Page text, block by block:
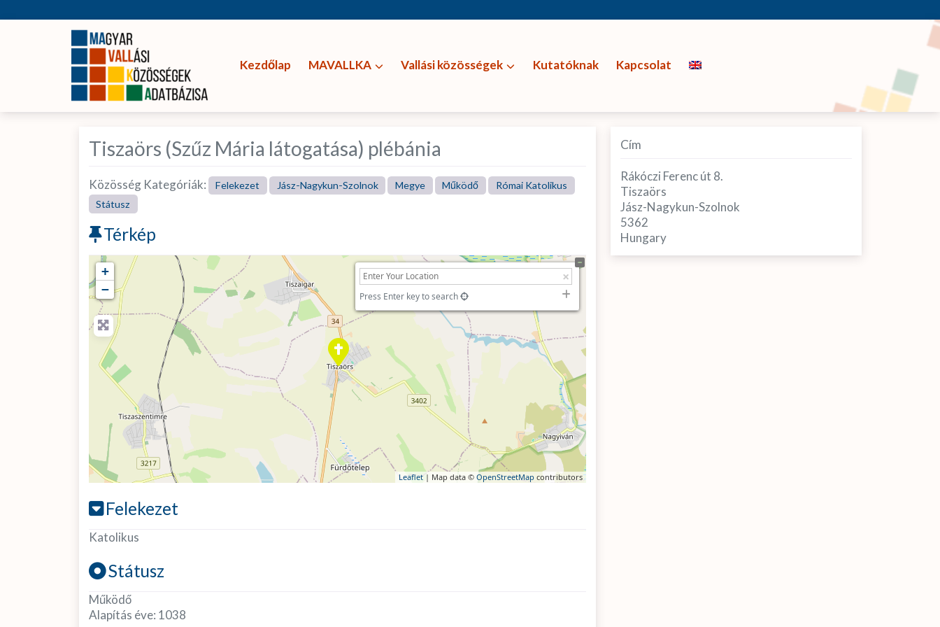
Kezdőlap MAVALLKA Vallási közösségek Kutatóknak Kapcsolat
Tiszaörs (Szűz Mária látogatása) plébánia
Közösség Kategóriák: Felekezet Jász-Nagykun-Szolnok Megye Működő
Római Katolikus
Státusz
Térkép
+
−
Press Enter key to search
Leaflet| Map data © OpenStreetMap contributors
Felekezet
Katolikus
Státusz
Működő
Alapítás éve: 1038
Cím
Rákóczi Ferenc út 8.
Tiszaörs
Jász-Nagykun-Szolnok
5362
Hungary